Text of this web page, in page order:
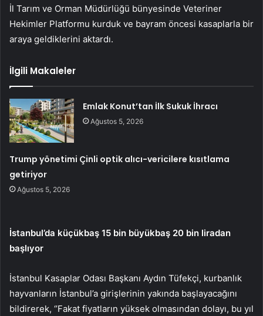
İl Tarım ve Orman Müdürlüğü bünyesinde Veteriner
Hekimler Platformu kurduk ve bayram öncesi kasaplarla bir
araya geldiklerini aktardı.
İlgili Makaleler
Emlak Konut’tan İlk Sukuk İhracı
Ağustos 5, 2026
Trump yönetimi Çinli optik alıcı-vericilere kısıtlama
getiriyor
Ağustos 5, 2026
İstanbul’da küçükbaş 15 bin büyükbaş 20 bin liradan
başlıyor
İstanbul Kasaplar Odası Başkanı Aydın Tüfekçi, kurbanlık
hayvanların İstanbul’a girişlerinin yakında başlayacağını
bildirerek, ‘’Fakat fiyatların yüksek olmasından dolayı, bu yıl